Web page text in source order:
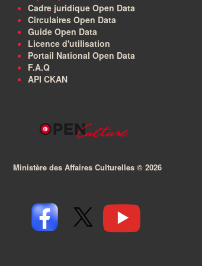
Cadre juridique Open Data
Circulaires Open Data
Guide Open Data
Licence d'utilisation
Portail National Open Data
F.A.Q
API CKAN
Ministère des Affaires Culturelles © 2026